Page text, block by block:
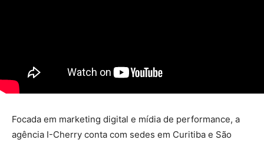
Focada em marketing digital e mídia de performance, a
agência I-Cherry conta com sedes em Curitiba e São